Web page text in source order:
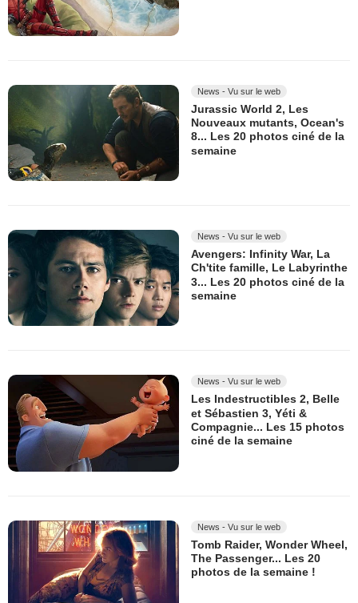
News - Vu sur le web
Jurassic World 2, Les
Nouveaux mutants, Ocean's
8... Les 20 photos ciné de la
semaine
News - Vu sur le web
Avengers: Infinity War, La
Ch'tite famille, Le Labyrinthe
3... Les 20 photos ciné de la
semaine
News - Vu sur le web
Les Indestructibles 2, Belle
et Sébastien 3, Yéti &
Compagnie... Les 15 photos
ciné de la semaine
News - Vu sur le web
Tomb Raider, Wonder Wheel,
The Passenger... Les 20
photos de la semaine !